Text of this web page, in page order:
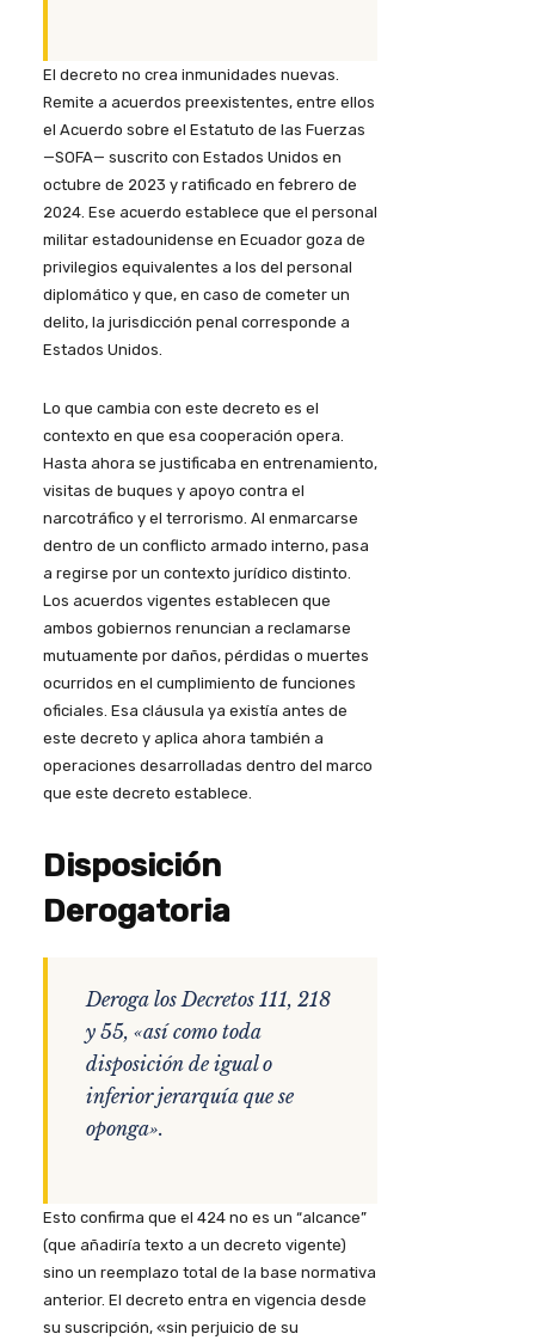
El decreto no crea inmunidades nuevas.
Remite a acuerdos preexistentes, entre ellos
el Acuerdo sobre el Estatuto de las Fuerzas
—SOFA— suscrito con Estados Unidos en
octubre de 2023 y ratificado en febrero de
2024. Ese acuerdo establece que el personal
militar estadounidense en Ecuador goza de
privilegios equivalentes a los del personal
diplomático y que, en caso de cometer un
delito, la jurisdicción penal corresponde a
Estados Unidos.
Lo que cambia con este decreto es el
contexto en que esa cooperación opera.
Hasta ahora se justificaba en entrenamiento,
visitas de buques y apoyo contra el
narcotráfico y el terrorismo. Al enmarcarse
dentro de un conflicto armado interno, pasa
a regirse por un contexto jurídico distinto.
Los acuerdos vigentes establecen que
ambos gobiernos renuncian a reclamarse
mutuamente por daños, pérdidas o muertes
ocurridos en el cumplimiento de funciones
oficiales. Esa cláusula ya existía antes de
este decreto y aplica ahora también a
operaciones desarrolladas dentro del marco
que este decreto establece.
Disposición
Derogatoria
Deroga los Decretos 111, 218
y 55, «así como toda
disposición de igual o
inferior jerarquía que se
oponga».
Esto confirma que el 424 no es un “alcance”
(que añadiría texto a un decreto vigente)
sino un reemplazo total de la base normativa
anterior. El decreto entra en vigencia desde
su suscripción, «sin perjuicio de su